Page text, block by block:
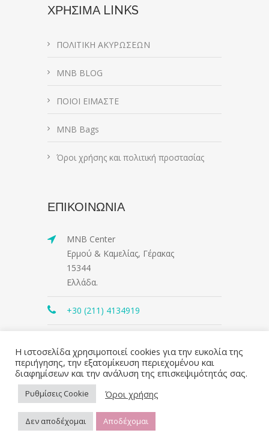
ΧΡΗΣΙΜΑ LINKS
ΠΟΛΙΤΙΚΗ ΑΚΥΡΩΣΕΩΝ
MNB BLOG
ΠΟΙΟΙ ΕΙΜΑΣΤΕ
MNB Bags
Όροι χρήσης και πολιτική προστασίας
ΕΠΙΚΟΙΝΩΝΙΑ
MNB Center
Ερμού & Καμελίας, Γέρακας
15344
Ελλάδα.
+30 (211) 4134919
Η ιστοσελίδα χρησιμοποιεί cookies για την ευκολία της
περιήγησης, την εξατομίκευση περιεχομένου και
διαφημίσεων και την ανάλυση της επισκεψιμότητάς σας.
Ρυθμίσεις Cookie Όροι χρήσης
Δεν αποδέχομαι Αποδέχομαι